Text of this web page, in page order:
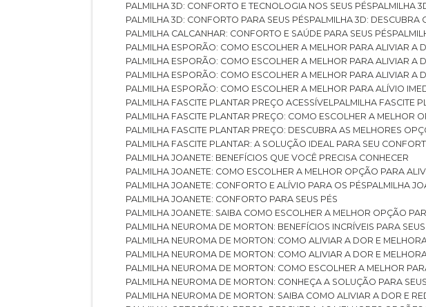
PALMILHA 3D: CONFORTO E TECNOLOGIA NOS SEUS PÉS
PALMILHA
PALMILHA 3D: CONFORTO PARA SEUS PÉS
PALMILHA 3D:
PALMILHA CALCANHAR: CONFORTO E SAÚDE PARA SEUS PÉS
PALMILHA ESPORÃO: COMO ESCOLHER A MELHOR PARA ALIVIAR A
PALMILHA ESPORÃO: COMO ESCOLHER A MELHOR PARA ALIVIAR A
PALMILHA ESPORÃO: COMO ESCOLHER A MELHOR PARA ALIVIAR A
PALMILHA ESPORÃO: COMO ESCOLHER A MELHOR PARA ALÍVIO
PALMILHA FASCITE PLANTAR PREÇO ACESSÍVEL PALMILHA FASCITE
PALMILHA FASCITE PLANTAR PREÇO: COMO ESCOLHER A MELHOR
PALMILHA FASCITE PLANTAR PREÇO: DESCUBRA AS MELHORES
PALMILHA FASCITE PLANTAR: A SOLUÇÃO IDEAL PARA SEU
PALMILHA JOANETE: BENEFÍCIOS QUE VOCÊ PRECISA CONHECER
PALMILHA JOANETE: COMO ESCOLHER A MELHOR OPÇÃO PARA
PALMILHA JOANETE: CONFORTO E ALÍVIO PARA OS PÉS
PALMILHA
PALMILHA JOANETE: CONFORTO PARA SEUS PÉS
PALMILHA JOANETE: SAIBA COMO ESCOLHER A MELHOR OPÇÃO
PALMILHA NEUROMA DE MORTON: BENEFÍCIOS INCRÍVEIS PARA
PALMILHA NEUROMA DE MORTON: COMO ALIVIAR A DOR E
PALMILHA NEUROMA DE MORTON: COMO ALIVIAR A DOR E
PALMILHA NEUROMA DE MORTON: COMO ESCOLHER A MELHOR
PALMILHA NEUROMA DE MORTON: CONHEÇA A SOLUÇÃO PARA
PALMILHA NEUROMA DE MORTON: SAIBA COMO ALIVIAR A DOR E